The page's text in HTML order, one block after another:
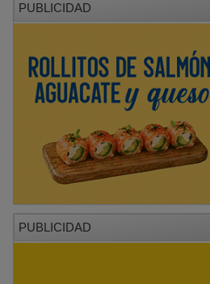
PUBLICIDAD
PUBLICIDAD